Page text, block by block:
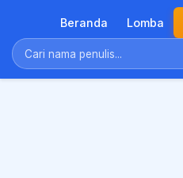
Beranda Lomba